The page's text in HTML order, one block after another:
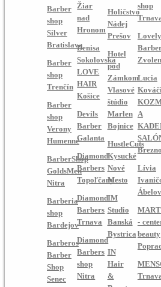
Barber
shop
Silver
Bratislava
Barber
shop
Trenčín
Barber
shop
Verony
Humenné
BarberShop
GoldsMen
Nitra
Barberia
shop
Bardejov
Barberos
Barber
Shop
Senec
Žiar
nad
Hronom
Denisa
Sokolovská
LOVE
HAIR
Košice
Devils
Barber
Galanta
Diamond
Barbers
Topoľčany
Diamond
Barbers
Trnava
Diamond
Barbers
shop
Nitra
Holičstvo
Nádej
Prešov
Hotel
pod
Zámkom
Vlasové
štúdio
Marlen
Bojnice
HustleCuts
Kysucké
Nové
Mesto
IM
Studio
Banská
Bystrica
IN
Hair
&
shop
Lovely
Zvolen
Lucia
A
Brezno
Lívia
-
beauty